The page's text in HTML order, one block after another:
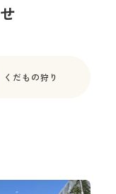
くだもの狩り